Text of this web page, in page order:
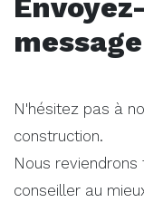
message
N'hésitez pas à
construction.
Nous
conseiller au